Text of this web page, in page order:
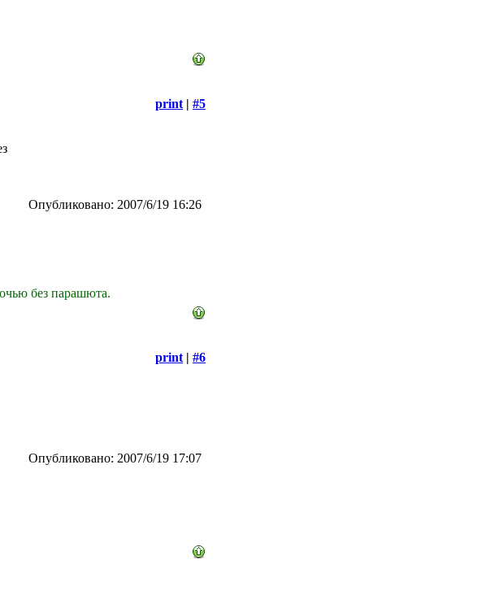
print | #5
Опубликовано: 2007/6/19 16:26
без парашюта.
print | #6
Опубликовано: 2007/6/19 17:07